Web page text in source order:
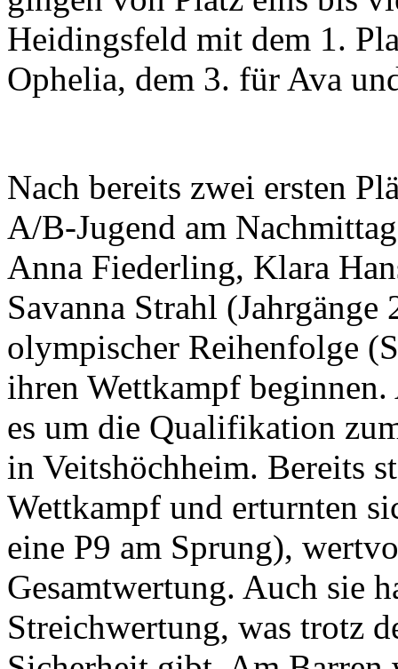
Heidingsfeld mit dem 1.
Ophelia, dem 3. für Ava
Nach bereits zwei ersten
A/B-Jugend am
Anna Fiederling, Klara
Savanna Strahl
olympischer Reihenfolge
ihren Wettkampf
es um die Qualifikation
in Veitshöchheim. Bereits
Wettkampf und erturnten
eine P9 am Sprung),
Gesamtwertung. Auch sie
Streichwertung, was trotz